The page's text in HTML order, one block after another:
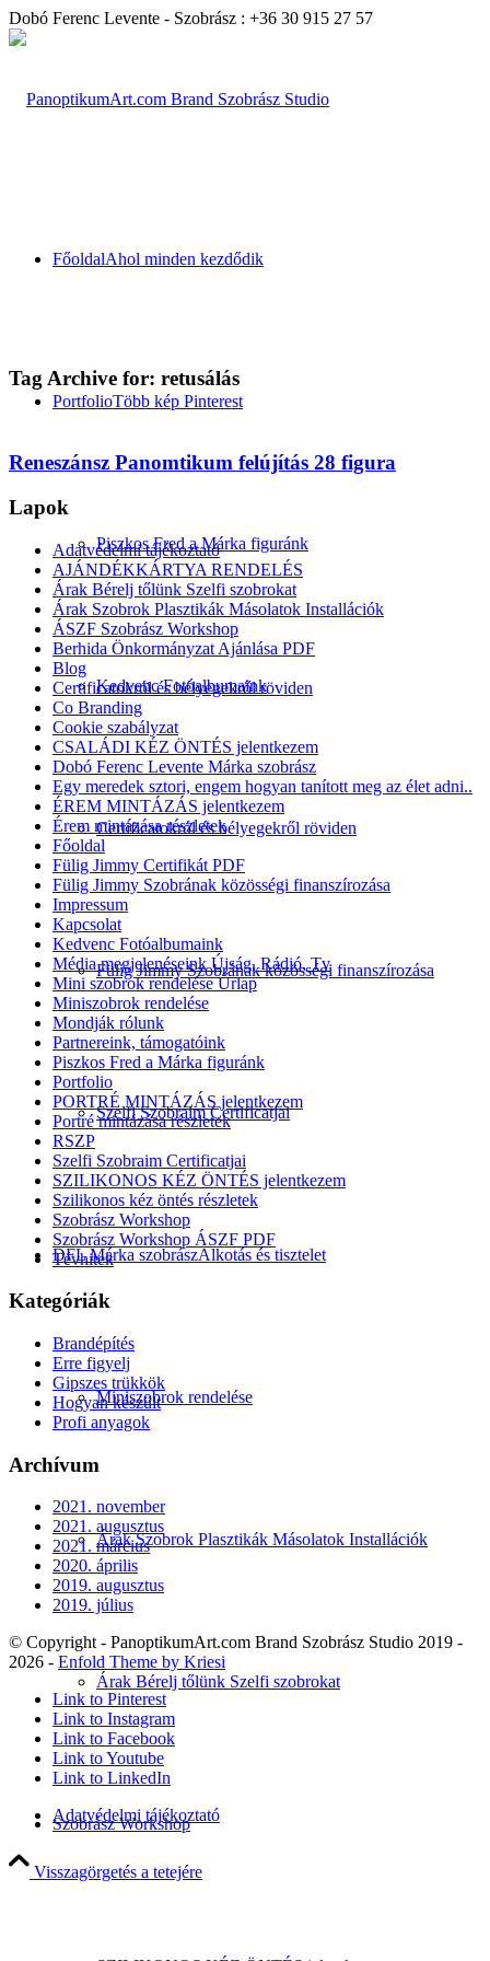
Dobó Ferenc Levente - Szobrász : +36 30 915 27 57
FőoldalAhol minden kezdődik
PortfolioTöbb kép Pinterest
Piszkos Fred a Márka figuránk
Kedvenc Fotóalbumaink
Certificatokról és bélyegekről röviden
Fülig Jimmy Szobrának közösségi finanszírozása
Szelfi Szobraim Certificatjai
DFL Márka szobrászAlkotás és tisztelet
Miniszobrok rendelése
Árak Szobrok Plasztikák Másolatok Installációk
Árak Bérelj tőlünk Szelfi szobrokat
Szobrász Workshop
Tag Archive for: retusálás
Reneszánsz Panomtikum felújítás 28 figura
Lapok
Adatvédelmi tájékoztató
AJÁNDÉKKÁRTYA RENDELÉS
Árak Bérelj tőlünk Szelfi szobrokat
Árak Szobrok Plasztikák Másolatok Installációk
ÁSZF Szobrász Workshop
Berhida Önkormányzat Ajánlása PDF
Blog
Certificatokról és bélyegekről röviden
Co Branding
Cookie szabályzat
CSALÁDI KÉZ ÖNTÉS jelentkezem
Dobó Ferenc Levente Márka szobrász
Egy meredek sztori, engem hogyan tanított meg az élet adni..
ÉREM MINTÁZÁS jelentkezem
Érem mintázása részletek
Főoldal
Fülig Jimmy Certifikát PDF
Fülig Jimmy Szobrának közösségi finanszírozása
Impressum
Kapcsolat
Kedvenc Fotóalbumaink
Média megjelenéseink Újság, Rádió, Tv
Mini szobrok rendelése Űrlap
Miniszobrok rendelése
Mondják rólunk
Partnereink, támogatóink
Piszkos Fred a Márka figuránk
Portfolio
PORTRÉ MINTÁZÁS jelentkezem
Portré mintázása részletek
RSZP
Szelfi Szobraim Certificatjai
SZILIKONOS KÉZ ÖNTÉS jelentkezem
Szilikonos kéz öntés részletek
Szobrász Workshop
Szobrász Workshop ÁSZF PDF
Tévhitek
Kategóriák
Brandépítés
Erre figyelj
Gipszes trükkök
Hogyan készült
Profi anyagok
Archívum
2021. november
2021. augusztus
2021. március
2020. április
2019. augusztus
2019. július
© Copyright - PanoptikumArt.com Brand Szobrász Studio 2019 -
2026 - Enfold Theme by Kriesi
Link to Pinterest
Link to Instagram
Link to Facebook
Link to Youtube
Link to LinkedIn
Adatvédelmi tájékoztató
Visszagörgetés a tetejére